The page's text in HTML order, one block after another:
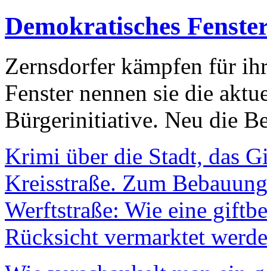
Demokratisches
Zernsdorfer kämpfen für
Fenster nennen sie die
Bürgerinitiative. Neu die
Krimi über die Stadt, das
Kreisstraße. Zum
Werftstraße: Wie eine
Rücksicht vermarktet